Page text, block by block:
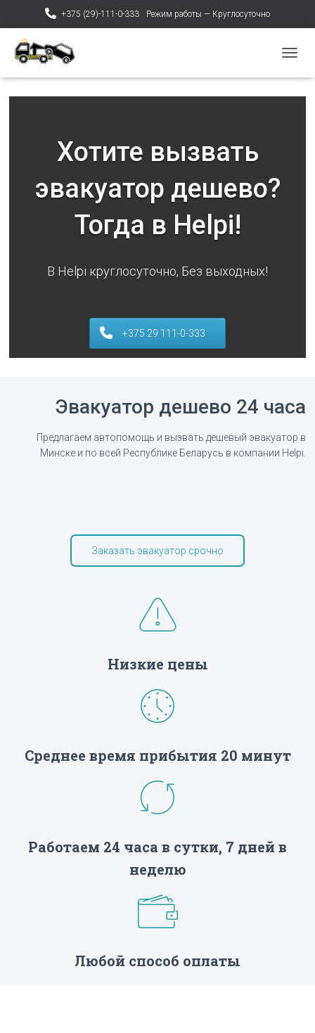
+375 (29)-111-0-333 Режим работы — Круглосуточно
Хотите вызвать
эвакуатор дешево?
Тогда в Helpi!
В Helpi круглосуточно, Без выходных!
+375 29 111-0-333
Эвакуатор дешево 24 часа
Предлагаем автопомощь и вызвать дешевый эвакуатор в
Минске и по всей Республике Беларусь в компании Helpi.
Заказать эвакуатор срочно
Низкие цены
Среднее время прибытия 20 минут
Работаем 24 часа в сутки, 7 дней в
неделю
Любой способ оплаты